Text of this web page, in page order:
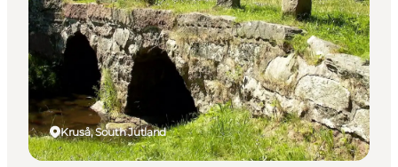
Events
Accommodaties
Plan je reis
Booking
Kruså, South Jutland